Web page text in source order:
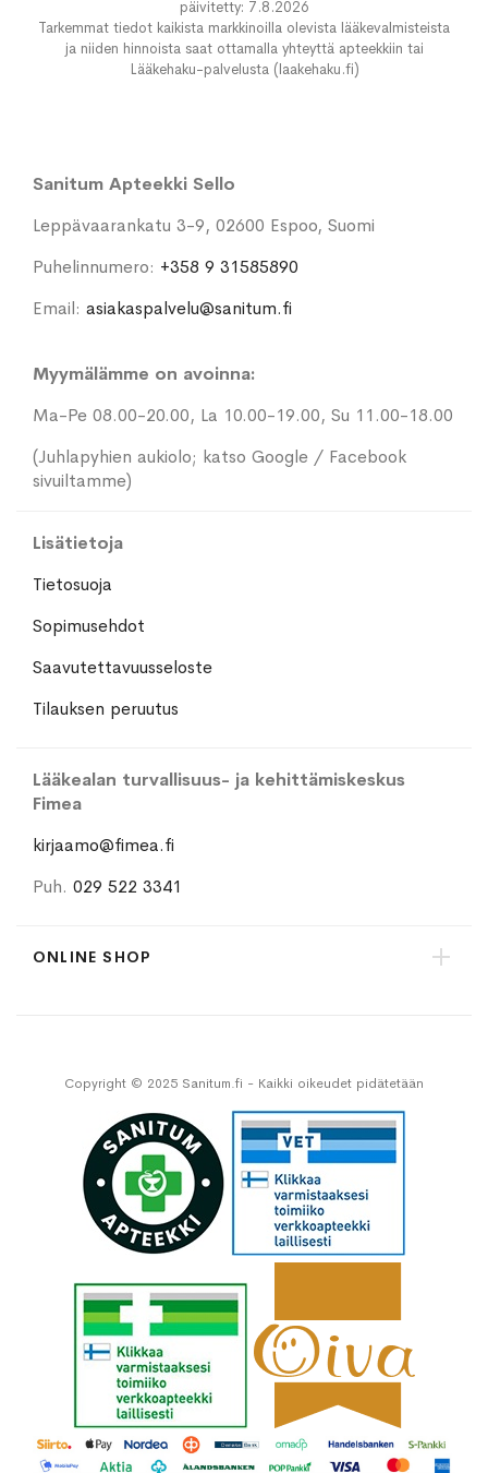
päivitetty: 7.8.2026
Tarkemmat tiedot kaikista markkinoilla olevista lääkevalmisteista
ja niiden hinnoista saat ottamalla yhteyttä apteekkiin tai
Lääkehaku-palvelusta (laakehaku.fi)
Sanitum Apteekki Sello
Leppävaarankatu 3-9, 02600 Espoo, Suomi
Puhelinnumero: +358 9 31585890
Email: asiakaspalvelu@sanitum.fi
Myymälämme on avoinna:
Ma-Pe 08.00-20.00, La 10.00-19.00, Su 11.00-18.00
(Juhlapyhien aukiolo; katso Google / Facebook
sivuiltamme)
Lisätietoja
Tietosuoja
Sopimusehdot
Saavutettavuusseloste
Tilauksen peruutus
Lääkealan turvallisuus- ja kehittämiskeskus
Fimea
kirjaamo@fimea.fi
Puh. 029 522 3341
ONLINE SHOP
Copyright © 2025 Sanitum.fi - Kaikki oikeudet pidätetään